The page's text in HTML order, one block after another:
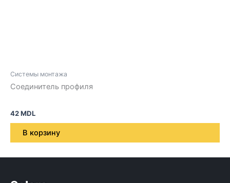
Системы монтажа
Соединитель профиля
42MDL
В корзину